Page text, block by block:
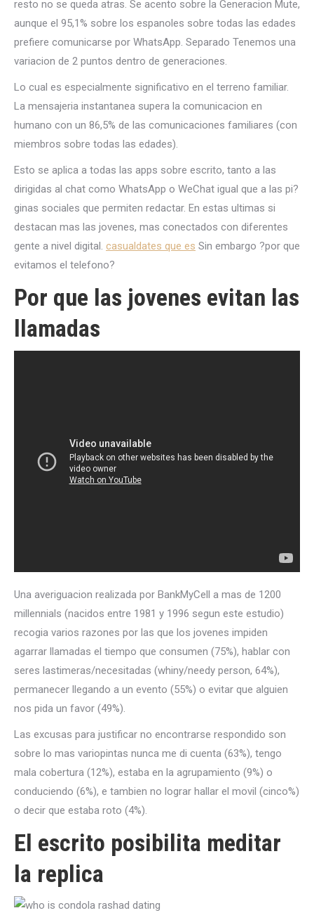
resto no se queda atras. Se acento sobre la Generacion Mute,
aunque el 95,1% sobre los espanoles sobre todas las edades
prefiere comunicarse por WhatsApp. Separado Tenemos una
variacion de 2 puntos dentro de generaciones.
Lo cual es especialmente significativo en el terreno familiar.
La mensajeria instantanea supera la comunicacion en
humano con un 86,5% de las comunicaciones familiares (con
miembros sobre todas las edades).
Esto se aplica a todas las apps sobre escrito, tanto a las
dirigidas al chat como WhatsApp o WeChat igual que a las pi?
ginas sociales que permiten redactar. En estas ultimas si
destacan mas las jovenes, mas conectados con diferentes
gente a nivel digital. casualdates que es Sin embargo ?por que
evitamos el telefono?
Por que las jovenes evitan las
llamadas
Una averiguacion realizada por BankMyCell a mas de 1200
millennials (nacidos entre 1981 y 1996 segun este estudio)
recogia varios razones por las que los jovenes impiden
agarrar llamadas el tiempo que consumen (75%), hablar con
seres lastimeras/necesitadas (whiny/needy person, 64%),
permanecer llegando a un evento (55%) o evitar que alguien
nos pida un favor (49%).
Las excusas para justificar no encontrarse respondido son
sobre lo mas variopintas nunca me di cuenta (63%), tengo
mala cobertura (12%), estaba en la agrupamiento (9%) o
conduciendo (6%), e tambien no lograr hallar el movil (cinco%)
o decir que estaba roto (4%).
El escrito posibilita meditar
la replica